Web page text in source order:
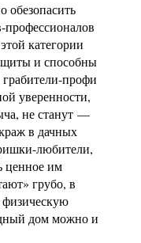
обезопасить
категории
и способны
профи
уверенности,
не станут —
в дачных
любители,
ценное им
грубо, в
физическую
дом можно и